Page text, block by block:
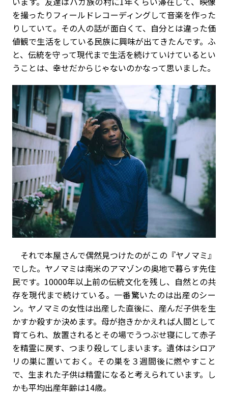
を撮ったりフィールドレコーディングして音楽を作った
りしていて。その人の話が面白くて、自分とは違った価
値観で生活をしている民族に興味が出てきたんです。ふ
と、伝統を守って現代まで生活を続けていけているとい
うことは、幸せだからじゃないのかなって思いました。
それで本屋さんで偶然見つけたのがこの『ヤノマミ』
でした。ヤノマミは南米のアマゾンの奥地で暮らす先住
民です。10000年以上前の伝統文化を残し、自然との共
存を現代まで続けている。一番驚いたのは出産のシー
ン。ヤノマミの女性は出産した直後に、産んだ子供を生
かすか殺すか決めます。母が抱きかかえれば人間として
育てられ、放置されるとその場でうつぶせ寝にして赤子
を精霊に戻す、つまり殺してしまいます。遺体はシロア
リの巣に置いておく。その巣を３週間後に燃やすこと
で、生まれた子供は精霊になると考えられています。し
かも平均出産年齢は14歳。